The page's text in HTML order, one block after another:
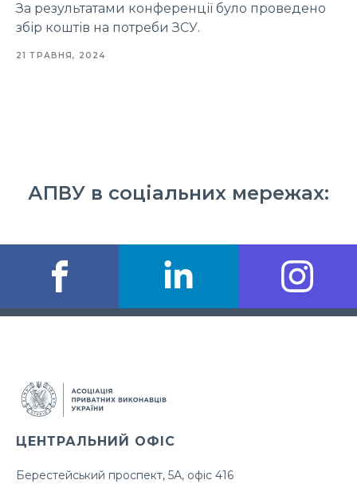
За результатами конференції було проведено
збір коштів на потреби ЗСУ.
21 ТРАВНЯ, 2024
АПВУ в соціальних мережах:
ЦЕНТРАЛЬНИЙ ОФІС
Берестейський проспект, 5А, офіс 416